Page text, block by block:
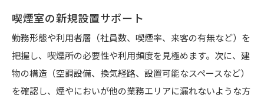
喫煙室の新規設置サポート
勤務形態や利用者層（社員数、喫煙率、来客の有無など）を
把握し、喫煙所の必要性や利用頻度を見極めます。次に、建
物の構造（空調設備、換気経路、設置可能なスペースなど）
を確認し、煙やにおいが他の業務エリアに漏れないような方